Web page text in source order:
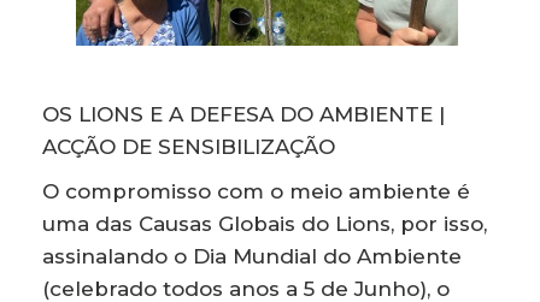
OS LIONS E A DEFESA DO AMBIENTE |
ACÇÃO DE SENSIBILIZAÇÃO
O compromisso com o meio ambiente é
uma das Causas Globais do Lions, por isso,
assinalando o Dia Mundial do Ambiente
(celebrado todos anos a 5 de Junho), o